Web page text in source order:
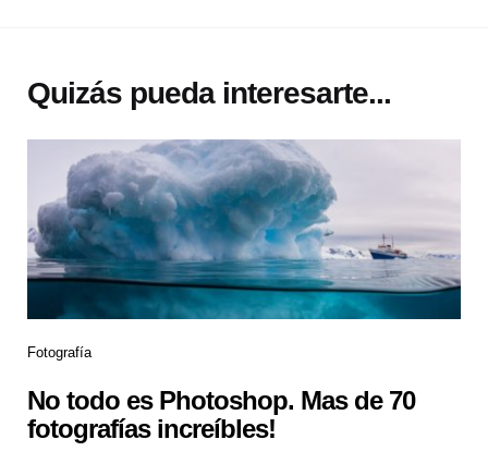
Quizás pueda interesarte...
Fotografía
No todo es Photoshop. Mas de 70
fotografías increíbles!